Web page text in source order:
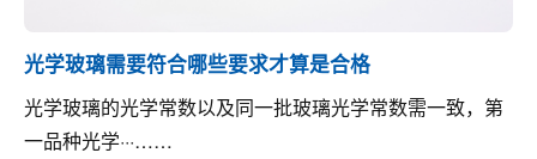
光学玻璃需要符合哪些要求才算是合格
光学玻璃的光学常数以及同一批玻璃光学常数需一致，第
一品种光学···……